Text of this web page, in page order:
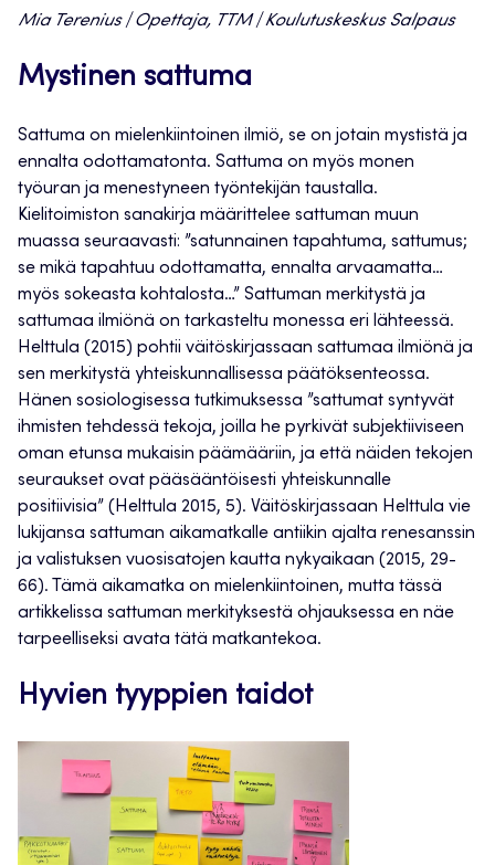
Mia Terenius | Opettaja, TTM | Koulutuskeskus Salpaus
Mystinen sattuma
Sattuma on mielenkiintoinen ilmiö, se on jotain mystistä ja
ennalta odottamatonta. Sattuma on myös monen
työuran ja menestyneen työntekijän taustalla.
Kielitoimiston sanakirja määrittelee sattuman muun
muassa seuraavasti: ”satunnainen tapahtuma, sattumus;
se mikä tapahtuu odottamatta, ennalta arvaamatta…
myös sokeasta kohtalosta…” Sattuman merkitystä ja
sattumaa ilmiönä on tarkasteltu monessa eri lähteessä.
Helttula (2015) pohtii väitöskirjassaan sattumaa ilmiönä ja
sen merkitystä yhteiskunnallisessa päätöksenteossa.
Hänen sosiologisessa tutkimuksessa ”sattumat syntyvät
ihmisten tehdessä tekoja, joilla he pyrkivät subjektiiviseen
oman etunsa mukaisin päämääriin, ja että näiden tekojen
seuraukset ovat pääsääntöisesti yhteiskunnalle
positiivisia” (Helttula 2015, 5). Väitöskirjassaan Helttula vie
lukijansa sattuman aikamatkalle antiikin ajalta renesanssin
ja valistuksen vuosisatojen kautta nykyaikaan (2015, 29-
66). Tämä aikamatka on mielenkiintoinen, mutta tässä
artikkelissa sattuman merkityksestä ohjauksessa en näe
tarpeelliseksi avata tätä matkantekoa.
Hyvien tyyppien taidot